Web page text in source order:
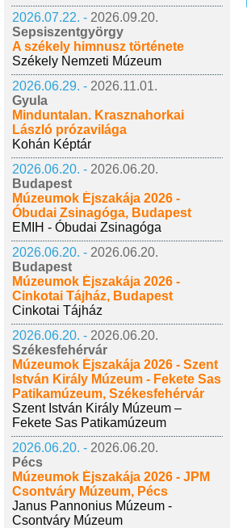
2026.07.22. - 2026.09.20.
Sepsiszentgyörgy
A székely himnusz története
Székely Nemzeti Múzeum
2026.06.29. - 2026.11.01.
Gyula
Minduntalan. Krasznahorkai
László prózavilága
Kohán Képtár
2026.06.20. - 2026.06.20.
Budapest
Múzeumok Éjszakája 2026 -
Óbudai Zsinagóga, Budapest
EMIH - Óbudai Zsinagóga
2026.06.20. - 2026.06.20.
Budapest
Múzeumok Éjszakája 2026 -
Cinkotai Tájház, Budapest
Cinkotai Tájház
2026.06.20. - 2026.06.20.
Székesfehérvár
Múzeumok Éjszakája 2026 - Szent
István Király Múzeum - Fekete Sas
Patikamúzeum, Székesfehérvár
Szent István Király Múzeum –
Fekete Sas Patikamúzeum
2026.06.20. - 2026.06.20.
Pécs
Múzeumok Éjszakája 2026 - JPM
Csontváry Múzeum, Pécs
Janus Pannonius Múzeum -
Csontváry Múzeum